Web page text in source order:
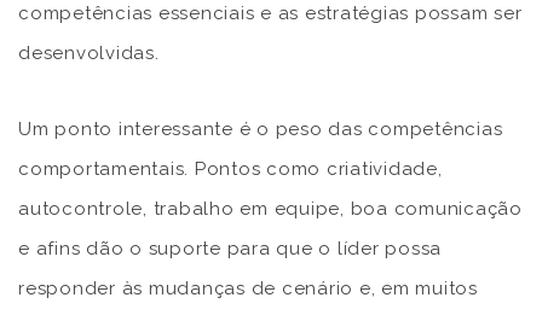
competências essenciais e as estratégias possam ser
desenvolvidas.
Um ponto interessante é o peso das competências
comportamentais. Pontos como criatividade,
autocontrole, trabalho em equipe, boa comunicação
e afins dão o suporte para que o líder possa
responder às mudanças de cenário e, em muitos